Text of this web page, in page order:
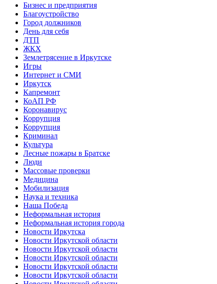
Бизнес и предприятия
Благоустройство
Город должников
День для себя
ДТП
ЖКХ
Землетрясение в Иркутске
Игры
Интернет и СМИ
Иркутск
Капремонт
КоАП РФ
Коронавирус
Коррупция
Коррупция
Криминал
Культура
Лесные пожары в Братске
Люди
Массовые проверки
Медицина
Мобилизация
Наука и техника
Наша Победа
Неформальная история
Неформальная история города
Новости Иркутска
Новости Иркутской области
Новости Иркутской области
Новости Иркутской области
Новости Иркутской области
Новости Иркутской области